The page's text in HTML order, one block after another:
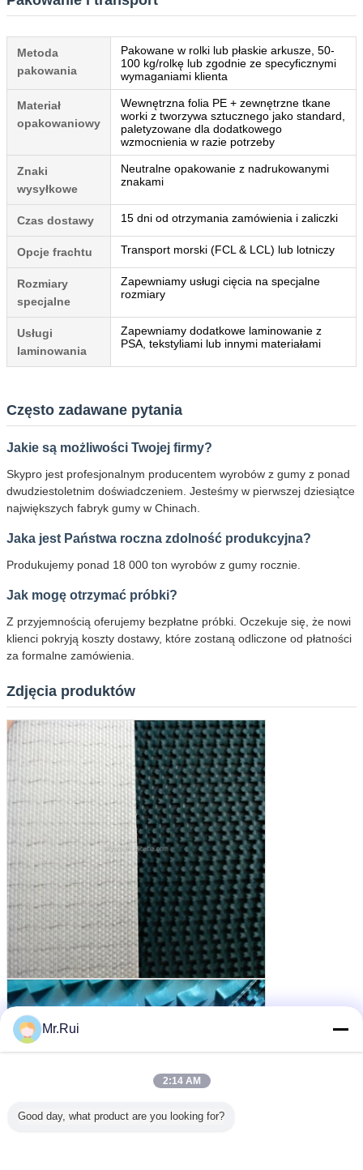
Metoda
pakowania
Pakowane w rolki lub płaskie arkusze, 50-
100 kg/rolkę lub zgodnie ze specyficznymi
wymaganiami klienta
Materiał
opakowaniowy
Wewnętrzna folia PE + zewnętrzne tkane
worki z tworzywa sztucznego jako standard,
paletyzowane dla dodatkowego
wzmocnienia w razie potrzeby
Znaki
wysyłkowe
Neutralne opakowanie z nadrukowanymi
znakami
Czas dostawy 15 dni od otrzymania zamówienia i zaliczki
Opcje frachtu Transport morski (FCL & LCL) lub lotniczy
Rozmiary
specjalne
Zapewniamy usługi cięcia na specjalne
rozmiary
Usługi
laminowania
Zapewniamy dodatkowe laminowanie z
PSA, tekstyliami lub innymi materiałami
Często zadawane pytania
Jakie są możliwości Twojej firmy?
Skypro jest profesjonalnym producentem wyrobów z gumy z ponad
dwudziestoletnim doświadczeniem. Jesteśmy w pierwszej dziesiątce
największych fabryk gumy w Chinach.
Jaka jest Państwa roczna zdolność produkcyjna?
Produkujemy ponad 18 000 ton wyrobów z gumy rocznie.
Jak mogę otrzymać próbki?
Z przyjemnością oferujemy bezpłatne próbki. Oczekuje się, że nowi
klienci pokryją koszty dostawy, które zostaną odliczone od płatności
za formalne zamówienia.
Zdjęcia produktów
Mr.Rui
2:14 AM
Good day, what product are you looking for?